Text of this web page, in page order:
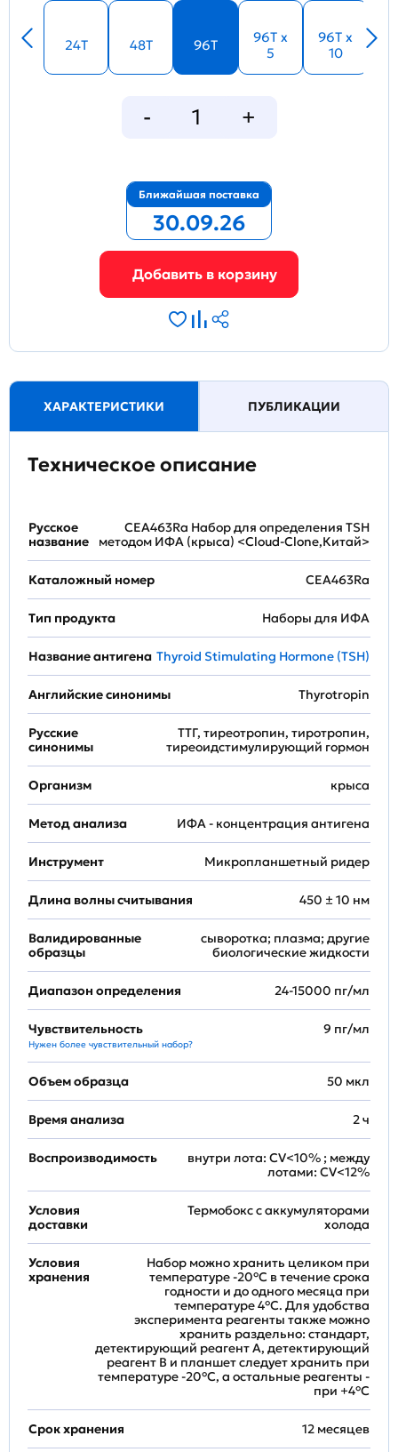
24T 48T 96T
96T x
5
96T x
10
Ближайшая поставка
30.09.26
ХАРАКТЕРИСТИКИ ПУБЛИКАЦИИ
Техническое описание
Русское
название
CEA463Ra Набор для определения TSH
методом ИФА (крыса) <Cloud-Clone,Китай>
Каталожный номер CEA463Ra
Тип продукта Наборы для ИФА
Название антигена Thyroid Stimulating Hormone (TSH)
Английские синонимы Thyrotropin
Русские
синонимы
ТТГ, тиреотропин, тиротропин,
тиреоидстимулирующий гормон
Организм крыса
Метод анализа ИФА - концентрация антигена
Инструмент Микропланшетный ридер
Длина волны считывания 450 ± 10 нм
Валидированные
образцы
сыворотка; плазма; другие
биологические жидкости
Диапазон определения 24-15000 пг/мл
Чувствительность
Нужен более чувствительный набор?
9 пг/мл
Объем образца 50 мкл
Время анализа 2 ч
Воспроизводимость
внутри лота: CV<10% ; между
лотами: CV<12%
Условия
доставки
Термобокс с аккумуляторами
холода
Условия
хранения
Набор можно хранить целиком при
температуре -20°C в течение срока
годности и до одного месяца при
температуре 4°C. Для удобства
эксперимента реагенты также можно
хранить раздельно: стандарт,
детектирующий реагент A, детектирующий
реагент B и планшет следует хранить при
температуре -20°C, а остальные реагенты -
при +4°С
Срок хранения 12 месяцев